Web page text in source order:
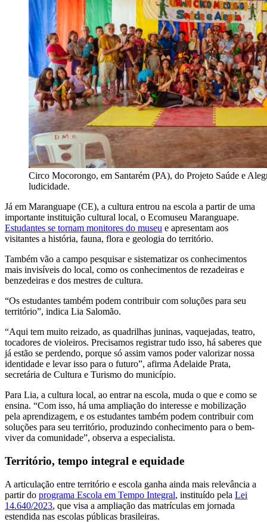
Circo Mocorongo, em Santarém (PA), do Projeto Saúde e
ludicidade.
Já em Maranguape (CE), a cultura entrou na escola a partir de uma
importante instituição cultural local, o Ecomuseu Maranguape.
Estudantes se tornam monitores do museu e apresentam aos
visitantes a história, fauna, flora e geologia do território.
Também vão a campo pesquisar e sistematizar os conhecimentos
mais invisíveis do local, como os conhecimentos de rezadeiras e
benzedeiras e dos mestres de cultura.
“Os estudantes também podem contribuir com soluções para seu
território”, indica Lia Salomão.
“Aqui tem muito reizado, as quadrilhas juninas, vaquejadas, teatro,
tocadores de violeiros. Precisamos registrar tudo isso, há saberes que
já estão se perdendo, porque só assim vamos poder valorizar nossa
identidade e levar isso para o futuro”, afirma Adelaide Prata,
secretária de Cultura e Turismo do município.
Para Lia, a cultura local, ao entrar na escola, muda o que e como se
ensina. “Com isso, há uma ampliação do interesse e mobilização
pela aprendizagem, e os estudantes também podem contribuir com
soluções para seu território, produzindo conhecimento para o bem-
viver da comunidade”, observa a especialista.
Território, tempo integral e equidade
A articulação entre território e escola ganha ainda mais relevância a
partir do programa Escola em Tempo Integral, instituído pela Lei
14.640/2023, que visa a ampliação das matrículas em jornada
estendida nas escolas públicas brasileiras.